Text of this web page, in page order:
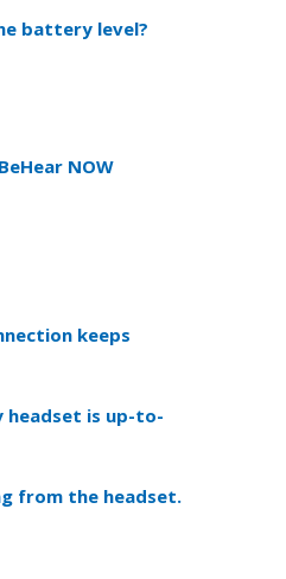
battery level?
NOW
keeps
headset is up-to-
from the headset.